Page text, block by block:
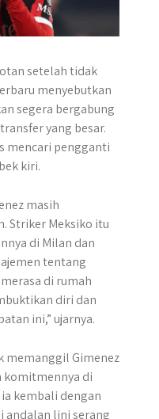
setelah tidak
menyebutkan
segera bergabung
yang besar.
mencari pengganti
kiri.
masih
Striker Meksiko itu
di Milan dan
tentang
di rumah
diri dan
ini,” ujarnya.
memanggil Gimenez
komitmennya di
kembali dengan
andalan lini serang